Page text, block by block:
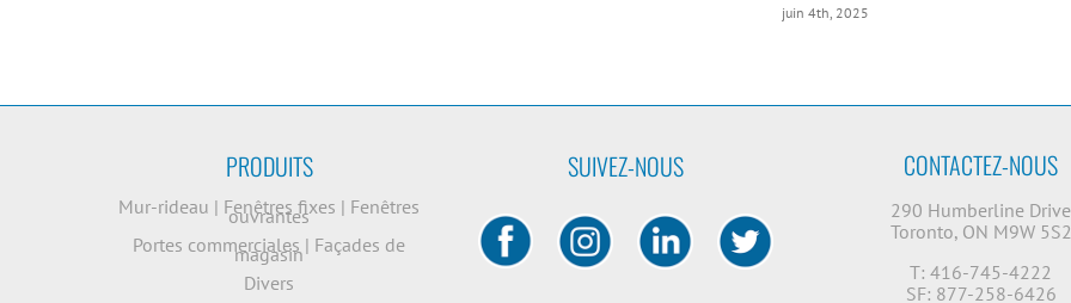
juin 4th, 2025
PRODUITS
Mur-rideau | Fenêtres fixes | Fenêtres
ouvrantes
Portes commerciales | Façades de
magasin
Divers
SUIVEZ-NOUS CONTACTEZ-NOUS
290 Humberline Drive
Toronto, ON M9W 5S2
T: 416-745-4222
SF: 877-258-6426